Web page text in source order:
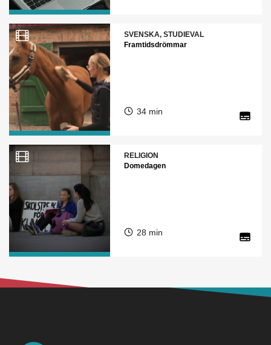
SVENSKA, STUDIEVAL
Framtidsdrömmar
34 min
RELIGION
Domedagen
28 min